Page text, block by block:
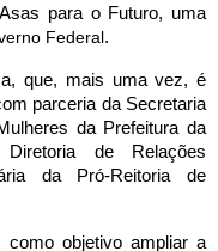
para o Futuro, uma
Federal.
que, mais uma vez, é
parceria da Secretaria
da Prefeitura da
de Relações
da Pró-Reitoria de
objetivo ampliar a